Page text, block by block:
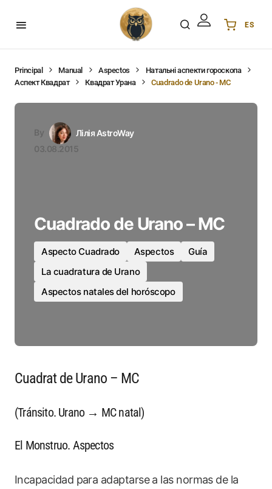
ES
DE Deutsch
PL Polski
Principal Manual Aspectos
Натальні аспекти гороскопа
Аспект Квадрат
Квадрат Урана Cuadrado de Urano - MC
By
Лілія AstroWay
03.08.2015
Cuadrado de Urano – MC
Aspecto Cuadrado Aspectos
Guía
La cuadratura de Urano
Aspectos natales del horóscopo
Cuadrat de Urano – MC
(Tránsito. Urano → MC natal)
El Monstruo. Aspectos
Incapacidad para adaptarse a las normas de la